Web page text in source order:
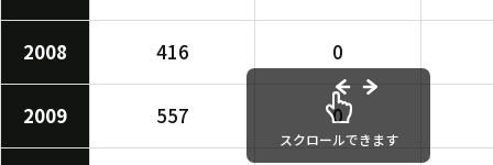
2008 416 0
2009 557 0
スクロールできます